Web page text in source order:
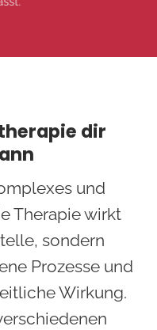
dir
und
Therapie wirkt
sondern
Prozesse und
Wirkung.